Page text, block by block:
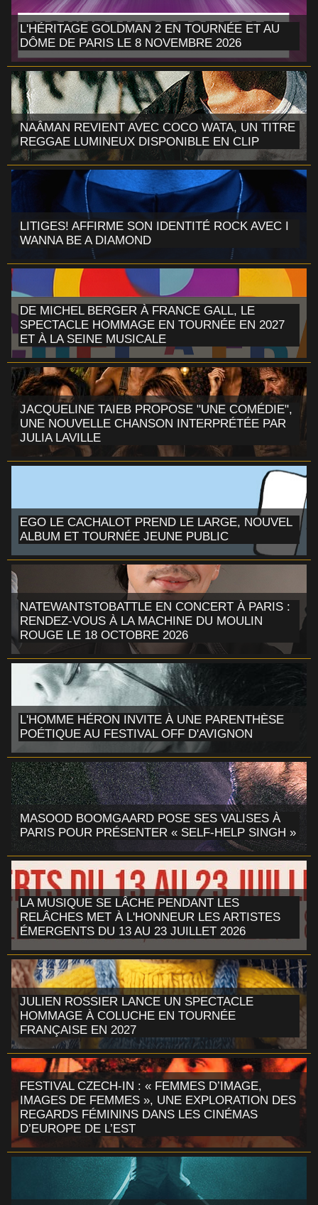
L'HÉRITAGE GOLDMAN 2 EN TOURNÉE ET AU
DÔME DE PARIS LE 8 NOVEMBRE 2026
NAÂMAN REVIENT AVEC COCO WATA, UN TITRE
REGGAE LUMINEUX DISPONIBLE EN CLIP
LITIGES! AFFIRME SON IDENTITÉ ROCK AVEC I
WANNA BE A DIAMOND
DE MICHEL BERGER À FRANCE GALL, LE
SPECTACLE HOMMAGE EN TOURNÉE EN 2027
ET À LA SEINE MUSICALE
JACQUELINE TAIEB PROPOSE "UNE COMÉDIE",
UNE NOUVELLE CHANSON INTERPRÉTÉE PAR
JULIA LAVILLE
EGO LE CACHALOT PREND LE LARGE, NOUVEL
ALBUM ET TOURNÉE JEUNE PUBLIC
NATEWANTSTOBATTLE EN CONCERT À PARIS :
RENDEZ-VOUS À LA MACHINE DU MOULIN
ROUGE LE 18 OCTOBRE 2026
L'HOMME HÉRON INVITE À UNE PARENTHÈSE
POÉTIQUE AU FESTIVAL OFF D'AVIGNON
MASOOD BOOMGAARD POSE SES VALISES À
PARIS POUR PRÉSENTER « SELF-HELP SINGH »
LA MUSIQUE SE LÂCHE PENDANT LES
RELÂCHES MET À L'HONNEUR LES ARTISTES
ÉMERGENTS DU 13 AU 23 JUILLET 2026
JULIEN ROSSIER LANCE UN SPECTACLE
HOMMAGE À COLUCHE EN TOURNÉE
FRANÇAISE EN 2027
FESTIVAL CZECH-IN : « FEMMES D’IMAGE,
IMAGES DE FEMMES », UNE EXPLORATION DES
REGARDS FÉMININS DANS LES CINÉMAS
D’EUROPE DE L’EST